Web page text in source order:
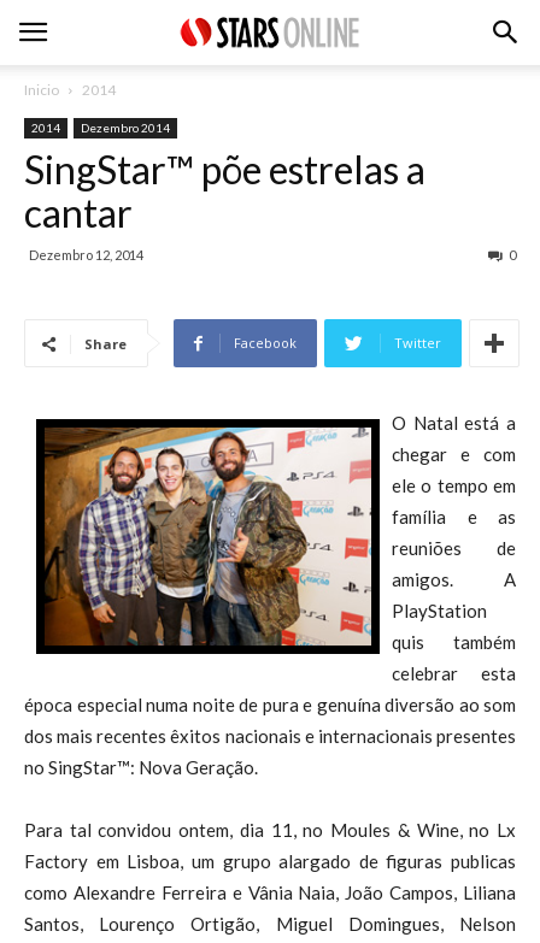
Inicio 2014
2014 Dezembro 2014
SingStar™ põe estrelas a
cantar
Dezembro 12, 2014 0
Share Facebook Twitter
O Natal está a
chegar e com
ele o tempo em
família e as
reuniões de
amigos. A
PlayStation
quis também
celebrar esta
época especial numa noite de pura e genuína diversão ao som
dos mais recentes êxitos nacionais e internacionais presentes
no SingStar™: Nova Geração.
Para tal convidou ontem, dia 11, no Moules & Wine, no Lx
Factory em Lisboa, um grupo alargado de figuras publicas
como Alexandre Ferreira e Vânia Naia, João Campos, Liliana
Santos, Lourenço Ortigão, Miguel Domingues, Nelson